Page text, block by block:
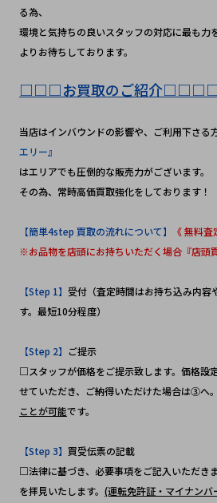
る為、
環境と気持ちの良いスタッフの対応に最も力
よりお待ちしております。
□□□お買取のご紹介
当店はインバウンドの影響や、ご利用下さる
エリー』
はエリアでも圧倒的な販売力がございます。
その為、常時高価買取強化をしております！
【簡単4step 買取の流れについて】
《 無料
※お品物を店頭にお持ちいただく場合『店頭
【Step 1】 受付（査定時間はお持ち込み内容
す。最短10分程度）
【Step 2】 ご提示
□スタッフが価格をご提示致します。価格設
せていただき、ご納得いただけた場合は③へ。
ことが可能です。
【Step 3】 買受伝票の記載
□法律に基づき、必要事項をご記入いただき
を拝見いたします。 (運転免許証・マイナン